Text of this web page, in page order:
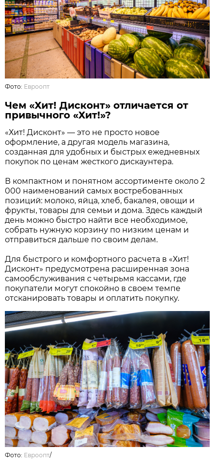
Фото: Евроопт
Чем «Хит! Дисконт» отличается от
привычного «Хит!»?
«Хит! Дисконт» — это не просто новое
оформление, а другая модель магазина,
созданная для удобных и быстрых ежедневных
покупок по ценам жесткого дискаунтера.
В компактном и понятном ассортименте около 2
000 наименований самых востребованных
позиций: молоко, яйца, хлеб, бакалея, овощи и
фрукты, товары для семьи и дома. Здесь каждый
день можно быстро найти все необходимое,
собрать нужную корзину по низким ценам и
отправиться дальше по своим делам.
Для быстрого и комфортного расчета в «Хит!
Дисконт» предусмотрена расширенная зона
самообслуживания с четырьмя кассами, где
покупатели могут спокойно в своем темпе
отсканировать товары и оплатить покупку.
Фото: Евроопт/